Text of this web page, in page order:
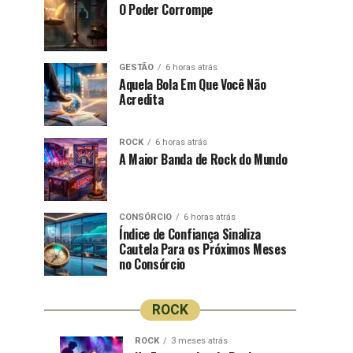
O Poder Corrompe
GESTÃO 6 horas atrás
Aquela Bola Em Que Você Não
Acredita
ROCK 6 horas atrás
A Maior Banda de Rock do Mundo
CONSÓRCIO 6 horas atrás
Índice de Confiança Sinaliza
Cautela Para os Próximos Meses
no Consórcio
ROCK
ROCK 3 meses atrás